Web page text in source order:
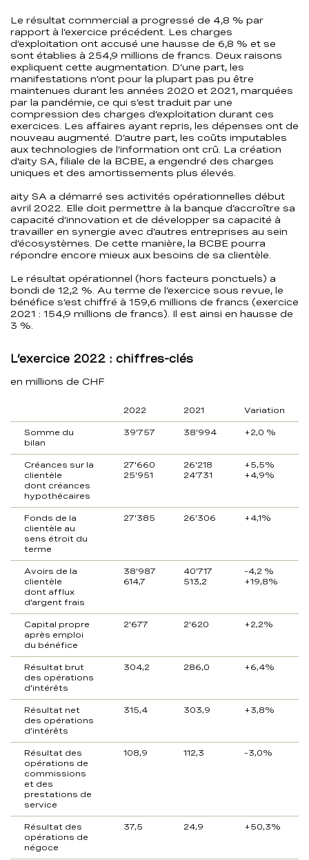
Le résultat commercial a progressé de 4,8 % par
rapport à l’exercice précédent. Les charges
d’exploitation ont accusé une hausse de 6,8 % et se
sont établies à 254,9 millions de francs. Deux raisons
expliquent cette augmentation. D’une part, les
manifestations n’ont pour la plupart pas pu être
maintenues durant les années 2020 et 2021, marquées
par la pandémie, ce qui s’est traduit par une
compression des charges d’exploitation durant ces
exercices. Les affaires ayant repris, les dépenses ont de
nouveau augmenté. D’autre part, les coûts imputables
aux technologies de l’information ont crû. La création
d’aity SA, filiale de la BCBE, a engendré des charges
uniques et des amortissements plus élevés.
aity SA a démarré ses activités opérationnelles début
avril 2022. Elle doit permettre à la banque d’accroître sa
capacité d’innovation et de développer sa capacité à
travailler en synergie avec d’autres entreprises au sein
d’écosystèmes. De cette manière, la BCBE pourra
répondre encore mieux aux besoins de sa clientèle.
Le résultat opérationnel (hors facteurs ponctuels) a
bondi de 12,2 %. Au terme de l’exercice sous revue, le
bénéfice s’est chiffré à 159,6 millions de francs (exercice
2021 : 154,9 millions de francs). Il est ainsi en hausse de
3 %.
L’exercice 2022 : chiffres-clés
en millions de CHF
2022 2021 Variation
Somme du
bilan
39'757 38'994 +2,0 %
Créances sur la
clientèle
dont créances
hypothécaires
27'660
25'951
26'218
24'731
+5,5%
+4,9%
Fonds de la
clientèle au
sens étroit du
terme
27'385 26'306 +4,1%
Avoirs de la
clientèle
dont afflux
d’argent frais
38'987
614,7
40'717
513,2
-4,2 %
+19,8%
Capital propre
après emploi
du bénéfice
2'677 2'620 +2,2%
Résultat brut
des opérations
d’intérêts
304,2 286,0 +6,4%
Résultat net
des opérations
d’intérêts
315,4 303,9 +3,8%
Résultat des
opérations de
commissions
et des
prestations de
service
108,9 112,3 -3,0%
Résultat des
opérations de
négoce
37,5 24,9 +50,3%